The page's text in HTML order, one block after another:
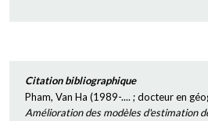
Citation bibliographique
Pham, Van Ha (1989-.... ; docteur en
Amélioration des modèles d'estimation